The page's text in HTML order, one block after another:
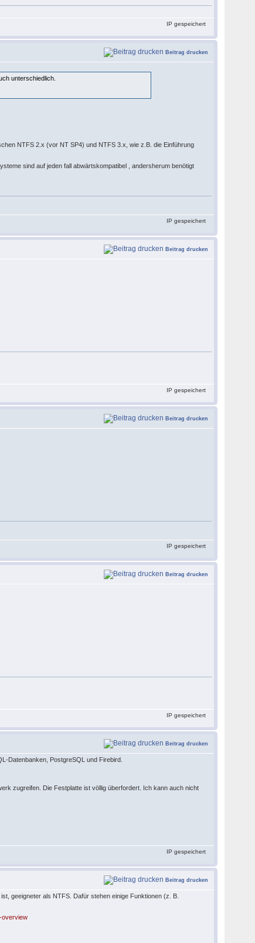
IP gespeichert
Beitrag drucken
unterschiedlich.
NTFS 2.x (vor NT SP4) und NTFS 3.x, wie z.B. die Einführung
sind auf jeden fall abwärtskompatibel , andersherum benötigt
IP gespeichert
Beitrag drucken
IP gespeichert
Beitrag drucken
IP gespeichert
Beitrag drucken
IP gespeichert
Beitrag drucken
Datenbanken, PostgreSQL und Firebird.
zugreifen. Die Festplatte ist völlig überfordert. Ich kann auch nicht
IP gespeichert
Beitrag drucken
geeigneter als NTFS. Dafür stehen einige Funktionen (z. B.
overview